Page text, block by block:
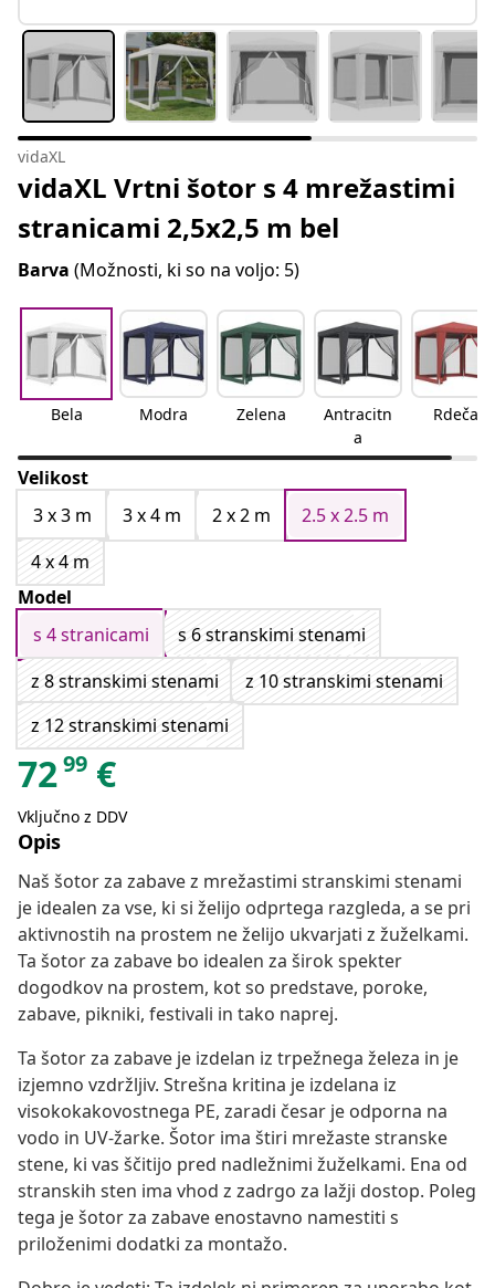
vidaXL
vidaXL Vrtni šotor s 4 mrežastimi
stranicami 2,5x2,5 m bel
Barva (Možnosti, ki so na voljo: 5)
Bela Modra Zelena
Antracitn
a
Rdeča
Velikost
3 x 3 m
3 x 4 m 2 x 2 m
2.5 x 2.5 m
4 x 4 m
Model
s 4 stranicami
s 6 stranskimi stenami
z 8 stranskimi stenami
z 10 stranskimi stenami
z 12 stranskimi stenami
7299 €
Vključno z DDV
Opis
Naš šotor za zabave z mrežastimi stranskimi stenami
je idealen za vse, ki si želijo odprtega razgleda, a se pri
aktivnostih na prostem ne želijo ukvarjati z žuželkami.
Ta šotor za zabave bo idealen za širok spekter
dogodkov na prostem, kot so predstave, poroke,
zabave, pikniki, festivali in tako naprej.
Ta šotor za zabave je izdelan iz trpežnega železa in je
izjemno vzdržljiv. Strešna kritina je izdelana iz
visokokakovostnega PE, zaradi česar je odporna na
vodo in UV-žarke. Šotor ima štiri mrežaste stranske
stene, ki vas ščitijo pred nadležnimi žuželkami. Ena od
stranskih sten ima vhod z zadrgo za lažji dostop. Poleg
tega je šotor za zabave enostavno namestiti s
priloženimi dodatki za montažo.